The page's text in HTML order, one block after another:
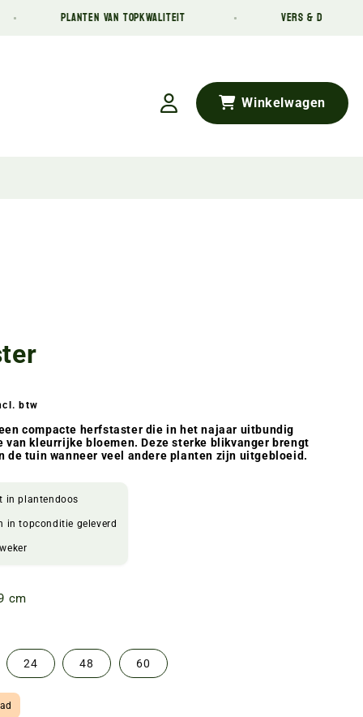
PLANTEN VAN TOPKWALITEIT VERS & DIRECT VAN DE
Winkelwagen
compacte herfstaster die in het najaar uitbundig
van kleurrijke bloemen. Deze sterke blikvanger brengt
de tuin wanneer veel andere planten zijn uitgebloeid.
in plantendoos
in topconditie geleverd
cm
24 48 60